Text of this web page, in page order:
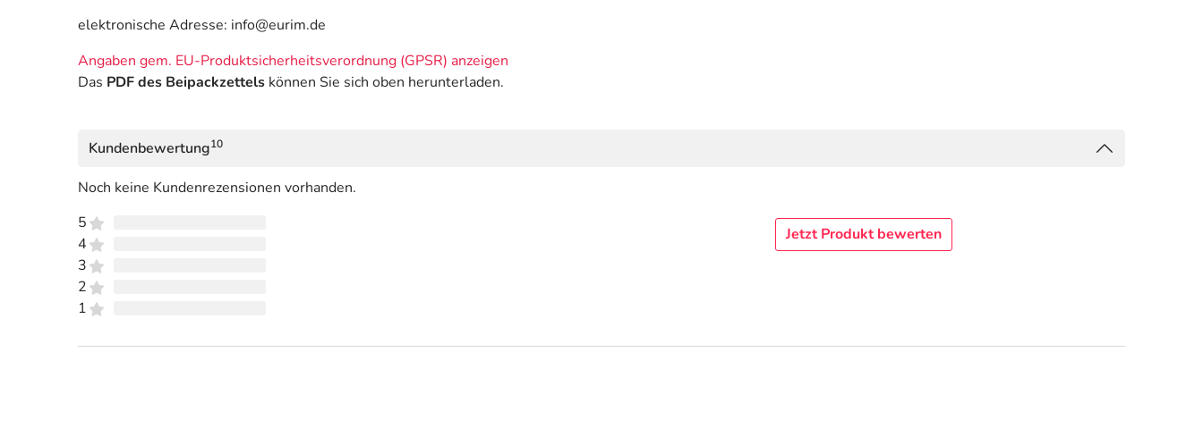
elektronische Adresse: info@eurim.de
Angaben gem. EU-Produktsicherheitsverordnung (GPSR) anzeigen
Das PDF des Beipackzettels können Sie sich oben herunterladen.
Kundenbewertung10
Noch keine Kundenrezensionen vorhanden.
5
4
3
2
1
Jetzt Produkt bewerten